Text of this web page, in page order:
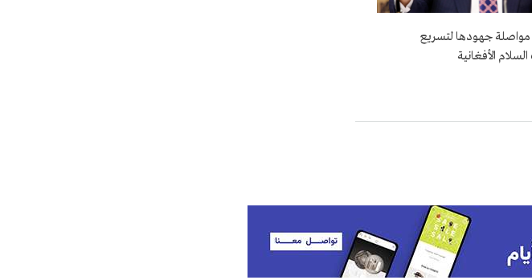
مواصلة جهودها لتسريع
الأفغانية